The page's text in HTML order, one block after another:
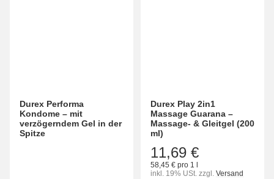
Durex Performa
Kondome – mit
verzögerndem Gel in der
Spitze
Durex Play 2in1
Massage Guarana –
Massage- & Gleitgel (200
ml)
11,69 €
58,45 € pro 1 l
inkl. 19% USt. zzgl. Versand